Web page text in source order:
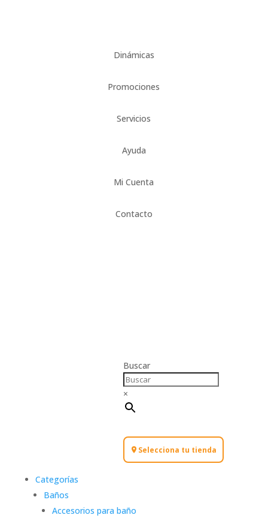
Dinámicas
Promociones
Servicios
Ayuda
Mi Cuenta
Contacto
Categorías
Baños
Accesorios para baño
Buscar
×
Selecciona tu tienda